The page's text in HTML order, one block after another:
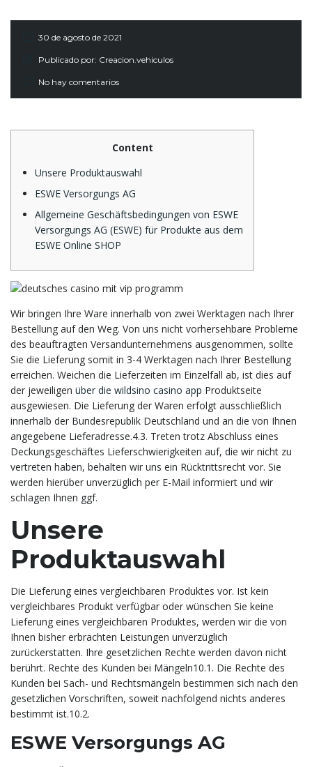
30 de agosto de 2021
Publicado por: Creacion.vehiculos
No hay comentarios
Content
Unsere Produktauswahl
ESWE Versorgungs AG
Allgemeine Geschäftsbedingungen von ESWE
Versorgungs AG (ESWE) für Produkte aus dem
ESWE Online SHOP
Wir bringen Ihre Ware innerhalb von zwei Werktagen nach Ihrer
Bestellung auf den Weg. Von uns nicht vorhersehbare Probleme
des beauftragten Versandunternehmens ausgenommen, sollte
Sie die Lieferung somit in 3-4 Werktagen nach Ihrer Bestellung
erreichen. Weichen die Lieferzeiten im Einzelfall ab, ist dies auf
der jeweiligen über die wildsino casino app Produktseite
ausgewiesen. Die Lieferung der Waren erfolgt ausschließlich
innerhalb der Bundesrepublik Deutschland und an die von Ihnen
angegebene Lieferadresse.4.3. Treten trotz Abschluss eines
Deckungsgeschäftes Lieferschwierigkeiten auf, die wir nicht zu
vertreten haben, behalten wir uns ein Rücktrittsrecht vor. Sie
werden hierüber unverzüglich per E-Mail informiert und wir
schlagen Ihnen ggf.
Unsere
Produktauswahl
Die Lieferung eines vergleichbaren Produktes vor. Ist kein
vergleichbares Produkt verfügbar oder wünschen Sie keine
Lieferung eines vergleichbaren Produktes, werden wir die von
Ihnen bisher erbrachten Leistungen unverzüglich
zurückerstatten. Ihre gesetzlichen Rechte werden davon nicht
berührt. Rechte des Kunden bei Mängeln10.1. Die Rechte des
Kunden bei Sach- und Rechtsmängeln bestimmen sich nach den
gesetzlichen Vorschriften, soweit nachfolgend nichts anderes
bestimmt ist.10.2.
ESWE Versorgungs AG